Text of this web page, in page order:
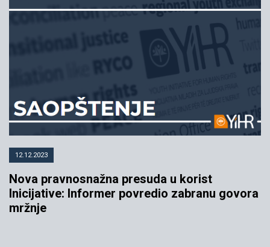
12.12.2023
Nova pravnosnažna presuda u korist
Inicijative: Informer povredio zabranu govora
mržnje